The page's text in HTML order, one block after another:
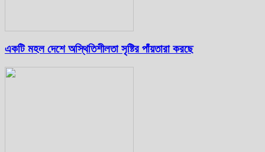
একটি মহল দেশে অস্থিতিশীলতা সৃষ্টির পাঁয়তারা করছে